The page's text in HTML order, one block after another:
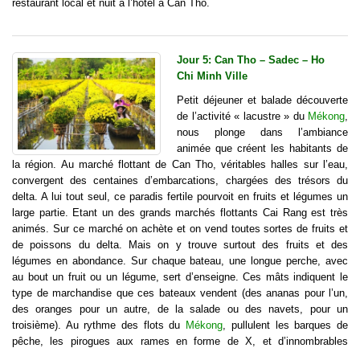
restaurant local et nuit à l’hôtel à Can Tho.
Jour 5: Can Tho – Sadec – Ho
Chi Minh Ville
Petit déjeuner et balade découverte
de l’activité « lacustre » du Mékong
nous plonge dans l’ambiance
animée que créent les habitants de
la région. Au marché flottant de Can Tho, véritables halles sur l’eau,
convergent des centaines d’embarcations, chargées des trésors du
delta. A lui tout seul, ce paradis fertile pourvoit en fruits et légumes un
large partie. Etant un des grands marchés flottants Cai Rang est très
animés. Sur ce marché on achète et on vend toutes sortes de fruits et
de poissons du delta. Mais on y trouve surtout des fruits et des
légumes en abondance. Sur chaque bateau, une longue perche, avec
au bout un fruit ou un légume, sert d’enseigne. Ces mâts indiquent le
type de marchandise que ces bateaux vendent (des ananas pour l’un,
des oranges pour un autre, de la salade ou des navets, pour un
troisième). Au rythme des flots du Mékong , pullulent les barques de
pêche, les pirogues aux rames en forme de X, et d’innombrables